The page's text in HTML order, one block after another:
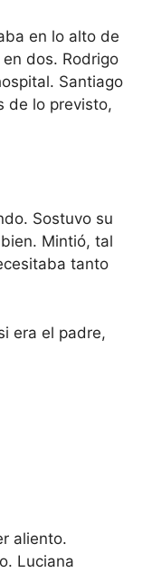
en lo alto de
dos. Rodrigo
Santiago
de lo previsto,
Sostuvo su
Mintió, tal
tanto
era el padre,
aliento.
Luciana